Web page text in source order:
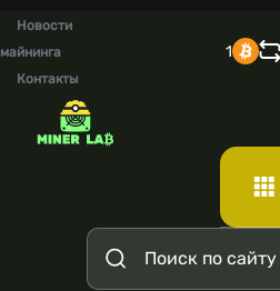
Новости
майнинга
Контакты
1